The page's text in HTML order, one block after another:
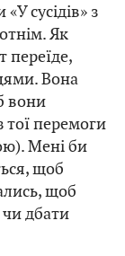
сусідів» з
Як
переїде,
Вона
вони
тої перемоги
Мені би
щоб
щоб
дбати